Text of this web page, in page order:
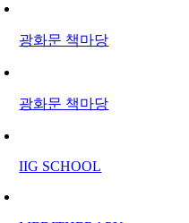
광화문 책마당
광화문 책마당
IIG SCHOOL